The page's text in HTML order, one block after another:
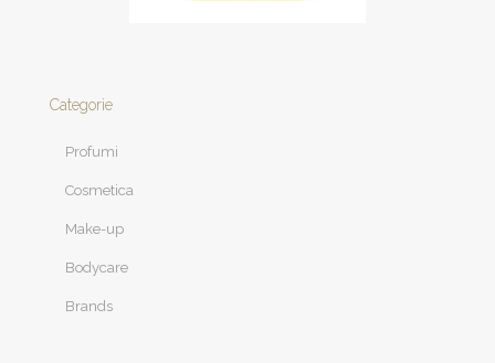
Categorie
Profumi
Cosmetica
Make-up
Bodycare
Brands